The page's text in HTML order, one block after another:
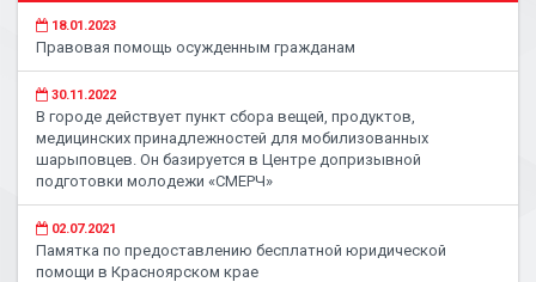
18.01.2023
Правовая помощь осужденным гражданам
30.11.2022
В городе действует пункт сбора вещей, продуктов,
медицинских принадлежностей для мобилизованных
шарыповцев. Он базируется в Центре допризывной
подготовки молодежи «СМЕРЧ»
02.07.2021
Памятка по предоставлению бесплатной юридической
помощи в Красноярском крае